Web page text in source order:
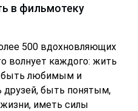
в фильмотеку
500 вдохновляющих
волнует каждого: жить
быть любимым и
быть понятым,
иметь силы